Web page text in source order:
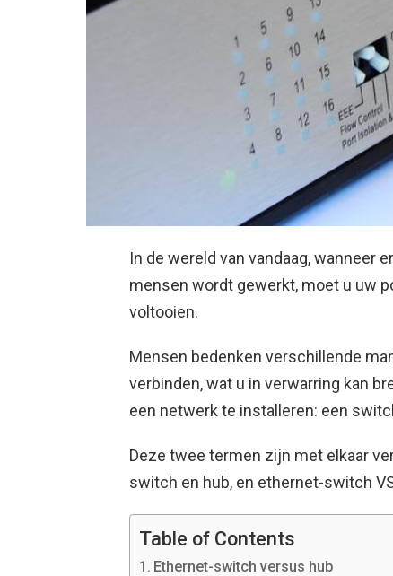
In de wereld van vandaag, wanneer
mensen wordt gewerkt, moet u uw
voltooien.
Mensen bedenken verschillende
verbinden, wat u in verwarring kan
een ​​netwerk te installeren: een
Deze twee termen zijn met elkaar
switch en hub, en ethernet-switch
Table of Contents
Ethernet-switch versus hub